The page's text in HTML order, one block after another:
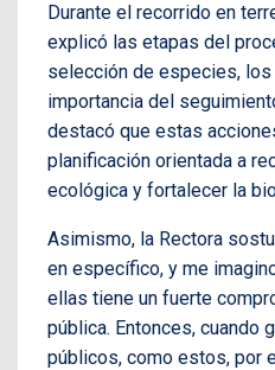
Durante el recorrido en
explicó las etapas del
selección de especies,
importancia del
destacó que estas
planificación orientada a
ecológica y fortalecer la
Asimismo, la Rectora
en específico, y me
ellas tiene un fuerte
pública. Entonces, cuando
públicos, como estos, por